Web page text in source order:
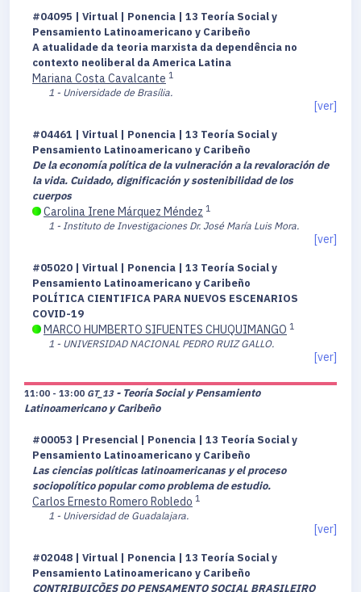
#04095 | Virtual | Ponencia | 13 Teoría Social y
Pensamiento Latinoamericano y Caribeño
A atualidade da teoria marxista da dependência no
contexto neoliberal da America Latina
Mariana Costa Cavalcante 1
1 - Universidade de Brasília.
[ver]
#04461 | Virtual | Ponencia | 13 Teoría Social y
Pensamiento Latinoamericano y Caribeño
De la economía política de la vulneración a la revaloración de
la vida. Cuidado, dignificación y sostenibilidad de los
cuerpos
Carolina Irene Márquez Méndez 1
1 - Instituto de Investigaciones Dr. José María Luis Mora.
[ver]
#05020 | Virtual | Ponencia | 13 Teoría Social y
Pensamiento Latinoamericano y Caribeño
POLÍTICA CIENTIFICA PARA NUEVOS ESCENARIOS
COVID-19
MARCO HUMBERTO SIFUENTES CHUQUIMANGO 1
1 - UNIVERSIDAD NACIONAL PEDRO RUIZ GALLO.
[ver]
11:00 - 13:00 GT_13 - Teoría Social y Pensamiento
Latinoamericano y Caribeño
#00053 | Presencial | Ponencia | 13 Teoría Social y
Pensamiento Latinoamericano y Caribeño
Las ciencias políticas latinoamericanas y el proceso
sociopolítico popular como problema de estudio.
Carlos Ernesto Romero Robledo 1
1 - Universidad de Guadalajara.
[ver]
#02048 | Virtual | Ponencia | 13 Teoría Social y
Pensamiento Latinoamericano y Caribeño
CONTRIBUIÇÕES DO PENSAMENTO SOCIAL BRASILEIRO